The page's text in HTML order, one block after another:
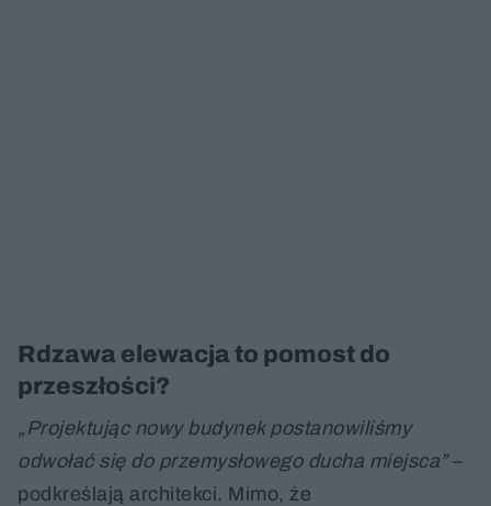
Rdzawa elewacja to pomost do
przeszłości?
„Projektując nowy budynek postanowiliśmy
odwołać się do przemysłowego ducha miejsca”–
podkreślają architekci. Mimo, że